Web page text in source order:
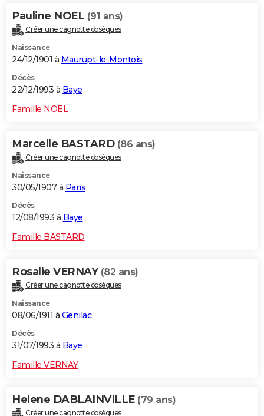
Pauline NOEL (91 ans)
Créer une cagnotte obsèques
Naissance
24/12/1901 à Maurupt-le-Montois
Décès
22/12/1993 à Baye
Famille NOEL
Marcelle BASTARD (86 ans)
Créer une cagnotte obsèques
Naissance
30/05/1907 à Paris
Décès
12/08/1993 à Baye
Famille BASTARD
Rosalie VERNAY (82 ans)
Créer une cagnotte obsèques
Naissance
08/06/1911 à Genilac
Décès
31/07/1993 à Baye
Famille VERNAY
Helene DABLAINVILLE (79 ans)
Créer une cagnotte obsèques